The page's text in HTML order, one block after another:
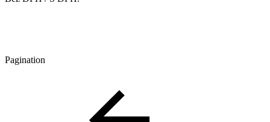
Pagination